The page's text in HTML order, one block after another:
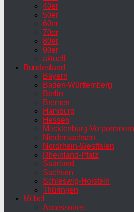
40er
50er
60er
70er
80er
90er
aktuell
Bundesland
Bayern
Baden-Württemberg
Berlin
Bremen
Hamburg
Hessen
Mecklenburg-Vorpommern
Niedersachsen
Nordrhein-Westfalen
Rheinland-Pfalz
Saarland
Sachsen
Schleswig-Holstein
Thüringen
Möbel
Accessoires